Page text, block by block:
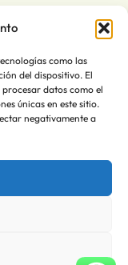
como las
del dispositivo. El
datos como el
únicas en este sitio.
negativamente a